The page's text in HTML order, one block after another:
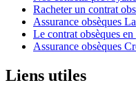
Racheter un contrat
Assurance obsèques
Le contrat obsèques en
Assurance obsèques
Liens utiles